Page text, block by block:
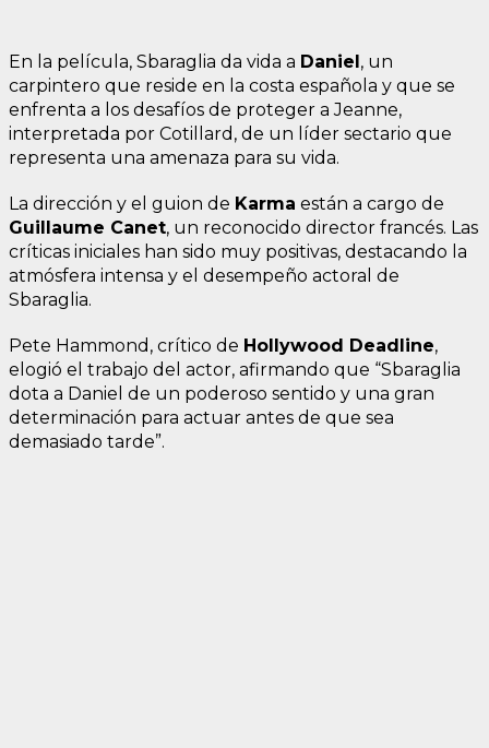
En la película, Sbaraglia da vida a Daniel, un
carpintero que reside en la costa española y que se
enfrenta a los desafíos de proteger a Jeanne,
interpretada por Cotillard, de un líder sectario que
representa una amenaza para su vida.
La dirección y el guion de Karma están a cargo de
Guillaume Canet, un reconocido director francés. Las
críticas iniciales han sido muy positivas, destacando la
atmósfera intensa y el desempeño actoral de
Sbaraglia.
Pete Hammond, crítico de Hollywood Deadline,
elogió el trabajo del actor, afirmando que “Sbaraglia
dota a Daniel de un poderoso sentido y una gran
determinación para actuar antes de que sea
demasiado tarde”.